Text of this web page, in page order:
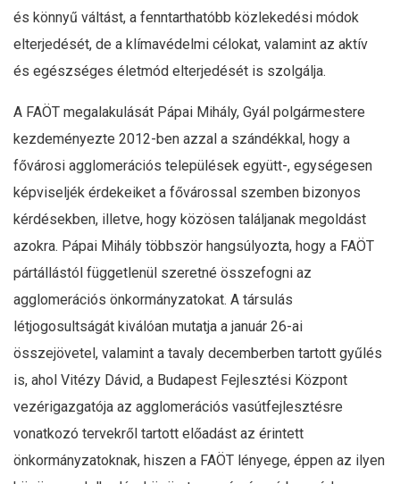
és könnyű váltást, a fenntarthatóbb közlekedési módok
elterjedését, de a klímavédelmi célokat, valamint az aktív
és egészséges életmód elterjedését is szolgálja.
A FAÖT megalakulását Pápai Mihály, Gyál polgármestere
kezdeményezte 2012-ben azzal a szándékkal, hogy a
fővárosi agglomerációs települések együtt-, egységesen
képviseljék érdekeiket a fővárossal szemben bizonyos
kérdésekben, illetve, hogy közösen találjanak megoldást
azokra. Pápai Mihály többször hangsúlyozta, hogy a FAÖT
pártállástól függetlenül szeretné összefogni az
agglomerációs önkormányzatokat. A társulás
létjogosultságát kiválóan mutatja a január 26-ai
összejövetel, valamint a tavaly decemberben tartott gyűlés
is, ahol Vitézy Dávid, a Budapest Fejlesztési Központ
vezérigazgatója az agglomerációs vasútfejlesztésre
vonatkozó tervekről tartott előadást az érintett
önkormányzatoknak, hiszen a FAÖT lényege, éppen az ilyen